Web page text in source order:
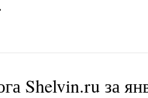
Shelvin.ru за